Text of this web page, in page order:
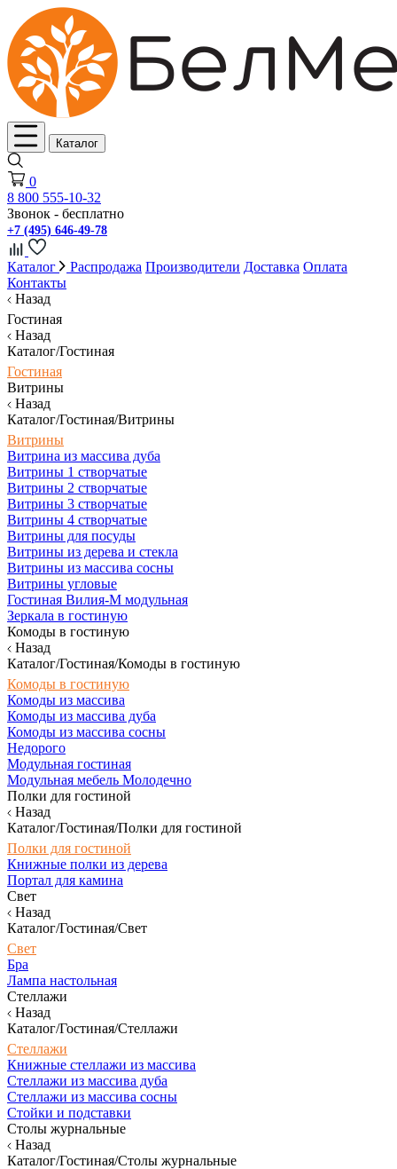
Каталог
0
8 800 555-10-32
Звонок - бесплатно
+7 (495) 646-49-78
Каталог Распродажа Производители Доставка Оплата
Контакты
Назад
Гостиная
Назад
Каталог/Гостиная
Гостиная
Витрины
Назад
Каталог/Гостиная/Витрины
Витрины
Витрина из массива дуба
Витрины 1 створчатые
Витрины 2 створчатые
Витрины 3 створчатые
Витрины 4 створчатые
Витрины для посуды
Витрины из дерева и стекла
Витрины из массива сосны
Витрины угловые
Гостиная Вилия-М модульная
Зеркала в гостиную
Комоды в гостиную
Назад
Каталог/Гостиная/Комоды в гостиную
Комоды в гостиную
Комоды из массива
Комоды из массива дуба
Комоды из массива сосны
Недорого
Модульная гостиная
Модульная мебель Молодечно
Полки для гостиной
Назад
Каталог/Гостиная/Полки для гостиной
Полки для гостиной
Книжные полки из дерева
Портал для камина
Свет
Назад
Каталог/Гостиная/Свет
Свет
Бра
Лампа настольная
Стеллажи
Назад
Каталог/Гостиная/Стеллажи
Стеллажи
Книжные стеллажи из массива
Стеллажи из массива дуба
Стеллажи из массива сосны
Стойки и подставки
Столы журнальные
Назад
Каталог/Гостиная/Столы журнальные